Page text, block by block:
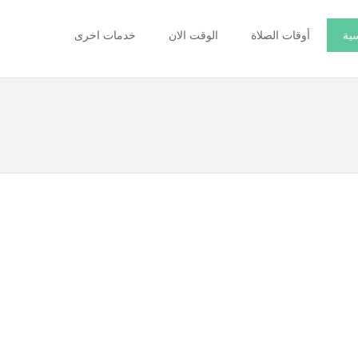
أوقات الصلاة الوقت الان خدمات اخرى